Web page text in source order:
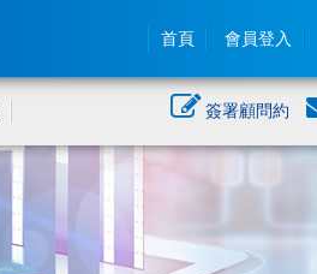
首頁 會員登入
簽署顧問約